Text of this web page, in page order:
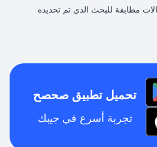
تحميل تطبيق صحصح
تجربة أسرع في جيبك